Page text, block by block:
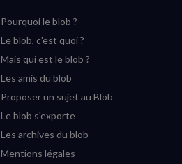
Pourquoi le blob ?
Le blob, c'est quoi ?
Mais qui est le blob ?
Les amis du blob
Proposer un sujet au Blob
Le blob s'exporte
Les archives du blob
Mentions légales